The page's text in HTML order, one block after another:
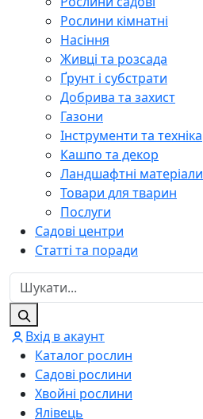
Рослини кімнатні
Насіння
Живці та розсада
Ґрунт і субстрати
Добрива та захист
Газони
Інструменти та техніка
Кашпо та декор
Ландшафтні матеріали
Товари для тварин
Послуги
Садові центри
Статті та поради
Вхід в акаунт
Каталог рослин
Садові рослини
Хвойні рослини
Ялівець